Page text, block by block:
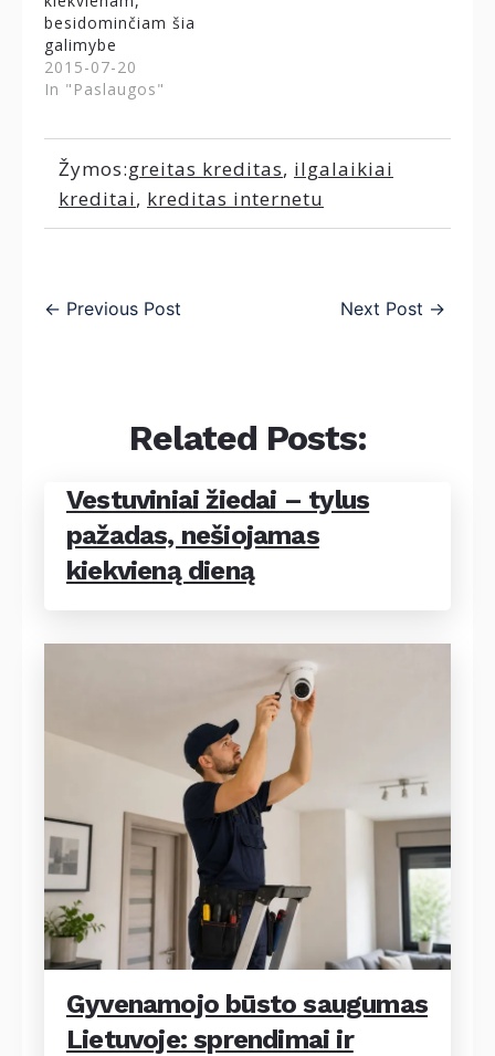
besidominčiam šia
galimybe
2015-07-20
In "Paslaugos"
Žymos:greitas kreditas, ilgalaikiai
kreditai, kreditas internetu
← Previous Post Next Post →
Related Posts:
Vestuviniai žiedai – tylus
pažadas, nešiojamas
kiekvieną dieną
Gyvenamojo būsto saugumas
Lietuvoje: sprendimai ir